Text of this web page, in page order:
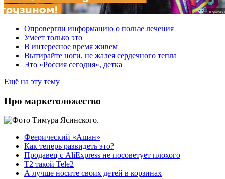
Опровергли информацию о пользе лечения
Умеет только это
В интересное время живем
Вытирайте ноги, не жалея сердечного тепла
Это «Россия сегодня», детка
Ещё на эту тему
Про маркетоложество
Феерический «Ашан»
Как теперь развидеть это?
Продавец с AliExpress не посоветует плохого
T2 такой Tele2
А лучше носите своих детей в корзинах